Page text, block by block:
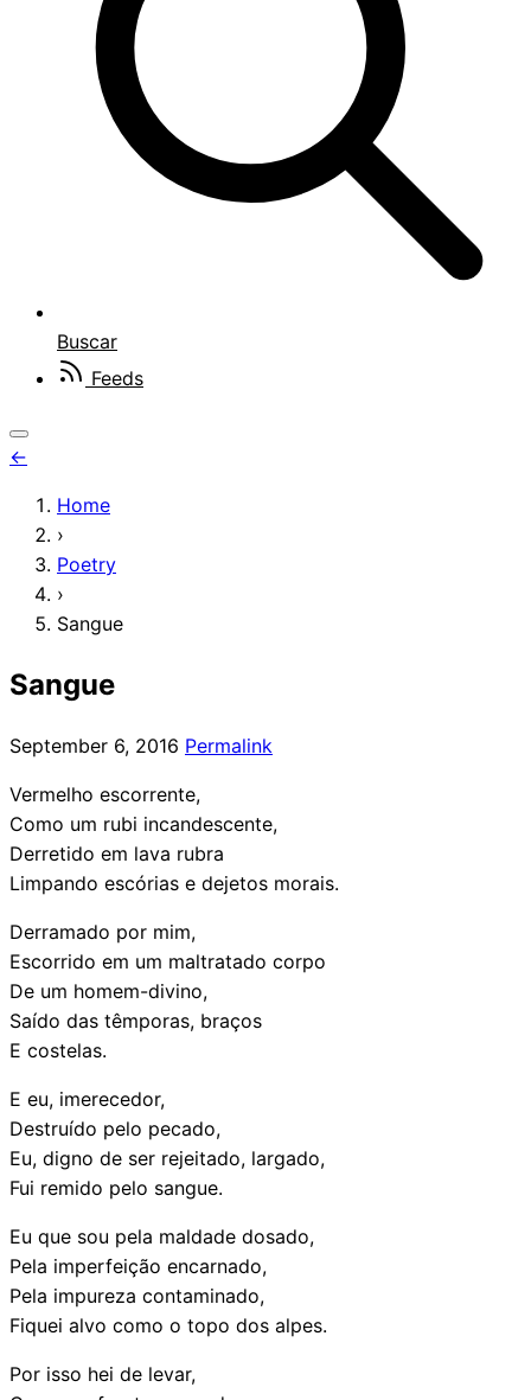
Buscar
Feeds
←
Home
›
Poetry
›
Sangue
Sangue
September 6, 2016 Permalink
Vermelho escorrente,
Como um rubi incandescente,
Derretido em lava rubra
Limpando escórias e dejetos morais.
Derramado por mim,
Escorrido em um maltratado corpo
De um homem-divino,
Saído das têmporas, braços
E costelas.
E eu, imerecedor,
Destruído pelo pecado,
Eu, digno de ser rejeitado, largado,
Fui remido pelo sangue.
Eu que sou pela maldade dosado,
Pela imperfeição encarnado,
Pela impureza contaminado,
Fiquei alvo como o topo dos alpes.
Por isso hei de levar,